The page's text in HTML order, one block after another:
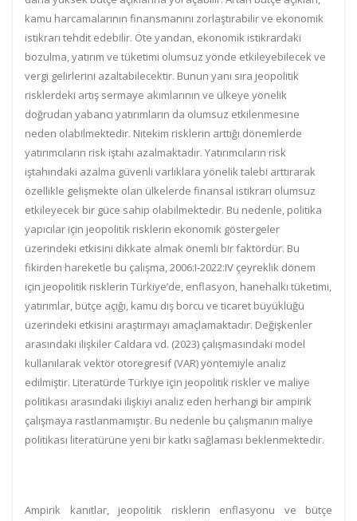
kamu harcamalarının finansmanını zorlaştırabilir ve ekonomik
istikrarı tehdit edebilir. Öte yandan, ekonomik istikrardaki
bozulma, yatırım ve tüketimi olumsuz yönde etkileyebilecek ve
vergi gelirlerini azaltabilecektir. Bunun yanı sıra jeopolitik
risklerdeki artış sermaye akımlarının ve ülkeye yönelik
doğrudan yabancı yatırımların da olumsuz etkilenmesine
neden olabilmektedir. Nitekim risklerin arttığı dönemlerde
yatırımcıların risk iştahı azalmaktadır. Yatırımcıların risk
iştahındaki azalma güvenli varlıklara yönelik talebi arttırarak
özellikle gelişmekte olan ülkelerde finansal istikrarı olumsuz
etkileyecek bir güce sahip olabilmektedir. Bu nedenle, politika
yapıcılar için jeopolitik risklerin ekonomik göstergeler
üzerindeki etkisini dikkate almak önemli bir faktördür. Bu
fikirden hareketle bu çalışma, 2006:I-2022:IV çeyreklik dönem
için jeopolitik risklerin Türkiye’de, enflasyon, hanehalkı tüketimi,
yatırımlar, bütçe açığı, kamu dış borcu ve ticaret büyüklüğü
üzerindeki etkisini araştırmayı amaçlamaktadır. Değişkenler
arasındaki ilişkiler Caldara vd. (2023) çalışmasındaki model
kullanılarak vektör otoregresif (VAR) yöntemiyle analiz
edilmiştir. Literatürde Türkiye için jeopolitik riskler ve maliye
politikası arasındaki ilişkiyi analiz eden herhangi bir ampirik
çalışmaya rastlanmamıştır. Bu nedenle bu çalışmanın maliye
politikası literatürüne yeni bir katkı sağlaması beklenmektedir.
Ampirik kanıtlar, jeopolitik risklerin enflasyonu ve bütçe